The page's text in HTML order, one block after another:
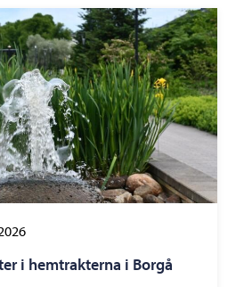
i hemtrakterna i Borgå